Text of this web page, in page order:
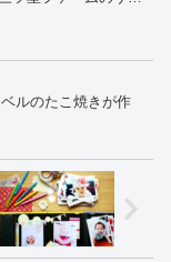
ルのたこ焼きが作